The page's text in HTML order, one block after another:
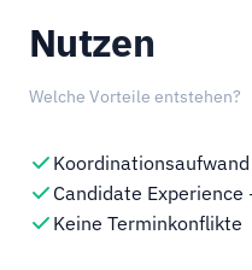
Nutzen
Welche Vorteile entstehen?
Candidate Experience
Keine Terminkonflikte